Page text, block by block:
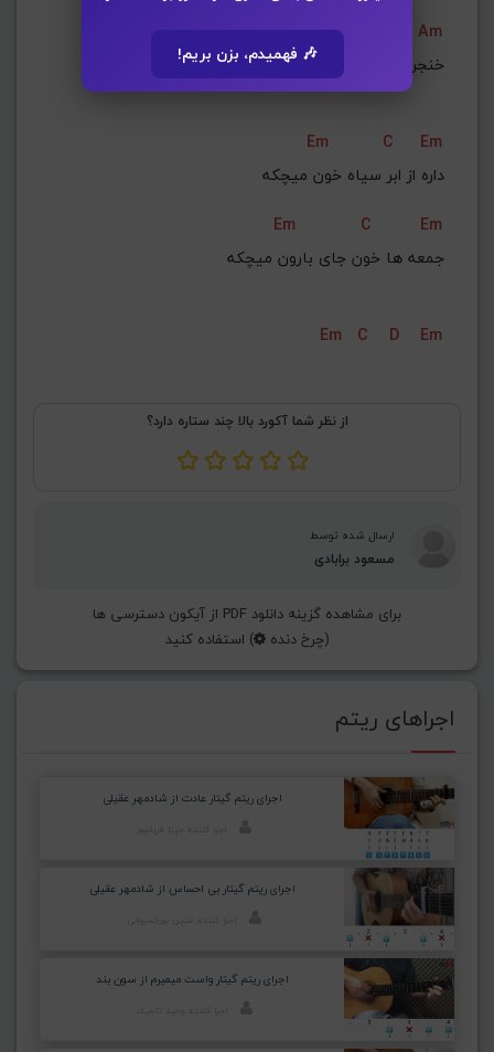
🎶 فهمیدم، بزن بریم!
Em
Am
خنجر از پشت میزنه اون که همراه منه
Em C
Em
داره از ابر سیاه خون میچکه
Em
C
Em
جمعه‌ ها خون جای بارون میچکه
Em C D Em
از نظر شما آکورد بالا چند ستاره دارد؟
ارسال شده توسط
مسعود برابادی
برای مشاهده گزینه دانلود PDF از آیکون دسترسی ها
(چرخ دنده ) استفاده کنید
اجراهای ریتم
اجرای ریتم گیتار عادت از شادمهر عقیلی
اجرای ریتم گیتار بی احساس از شادمهر عقیلی
اجرای ریتم گیتار واست میمیرم از سون بند